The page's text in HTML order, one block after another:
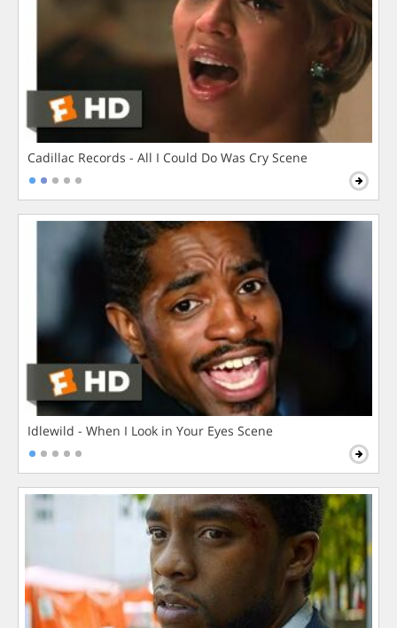
Cadillac Records - All I Could Do Was Cry Scene
Idlewild - When I Look in Your Eyes Scene